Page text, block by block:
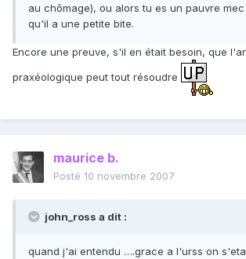
au chômage), ou alors tu es un pauvre
qu'il a une petite bite.
Encore une preuve, s'il en était besoin, que
praxéologique peut tout résoudre
maurice b.
Posté 10 novembre 2007
john_ross a dit :
quand j'ai entendu ….grace a l'urss on